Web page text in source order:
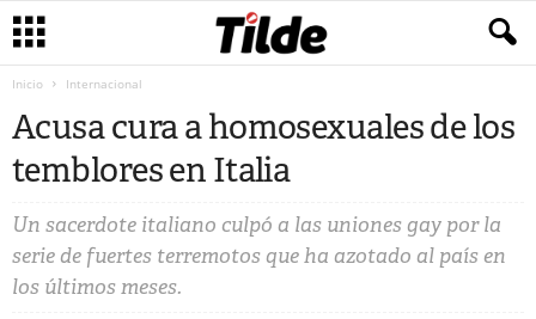
Inicio Internacional
Acusa cura a homosexuales de los
temblores en Italia
Un sacerdote italiano culpó a las uniones gay por la
serie de fuertes terremotos que ha azotado al país en
los últimos meses.